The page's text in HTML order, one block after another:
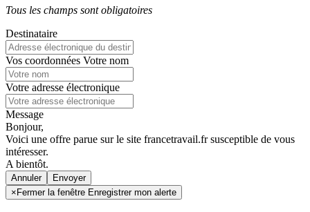
Tous les champs sont obligatoires
Destinataire
Vos coordonnées Votre nom
Votre adresse électronique
Message
Bonjour,
Voici une offre parue sur le site francetravail.fr susceptible de vous
intéresser.
A bientôt.
Annuler
× Fermer la fenêtre Enregistrer mon alerte